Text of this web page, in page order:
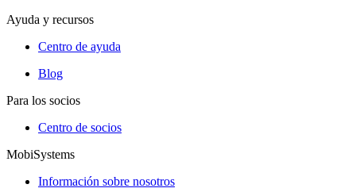
Ayuda y recursos
Centro de ayuda
Blog
Para los socios
Centro de socios
MobiSystems
Información sobre nosotros